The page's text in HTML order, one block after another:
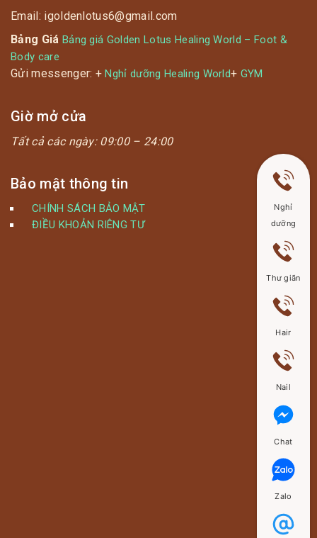
Email: igoldenlotus6@gmail.com
Bảng Giá Bảng giá Golden Lotus Healing World – Foot &
Body care
Gửi messenger: +Nghỉ dưỡng Healing World+ GYM
Giờ mở cửa
Tất cả các ngày: 09:00 – 24:00
Bảo mật thông tin
CHÍNH SÁCH BẢO MẬT
ĐIỀU KHOẢN RIÊNG TƯ
Nghỉ
dưỡng
Thư giãn
Hair
Nail
Chat
Zalo